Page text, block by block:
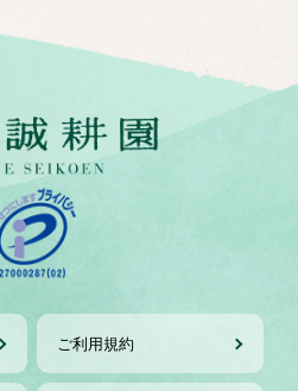
ご利用規約